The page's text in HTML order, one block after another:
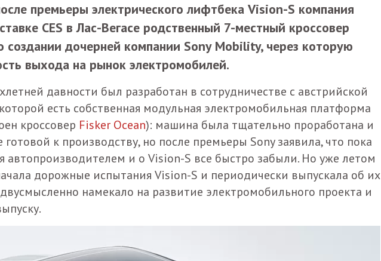
премьеры электрического лифтбека Vision-S компания
CES в Лас-Вегасе родственный 7-местный кроссовер
дочерней компании Sony Mobility, через которую
выхода на рынок электромобилей.
давности был разработан в сотрудничестве с австрийской
есть собственная модульная электромобильная платформа
кроссовер Fisker Ocean): машина была тщательно проработана и
к производству, но после премьеры Sony заявила, что пока
автопроизводителем и о Vision-S все быстро забыли. Но уже летом
дорожные испытания Vision-S и периодически выпускала об их
намекало на развитие электромобильного проекта и